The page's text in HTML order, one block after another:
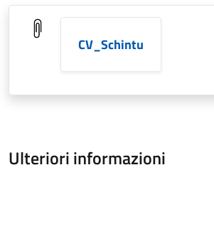
CV_Schintu
Ulteriori informazioni